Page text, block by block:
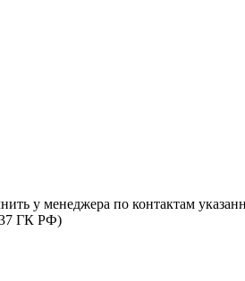
у менеджера по контактам
ГК РФ)